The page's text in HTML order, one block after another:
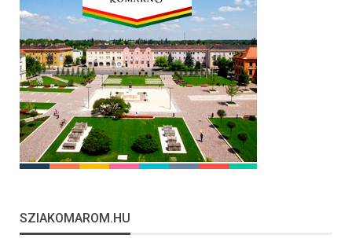
SZIAKOMAROM.HU